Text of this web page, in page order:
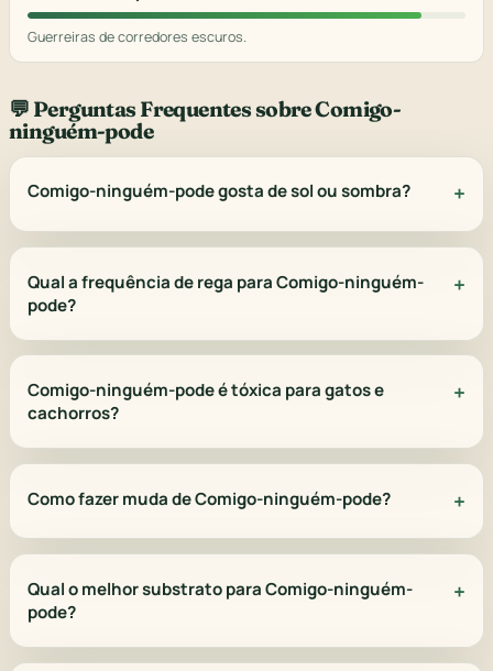
Guerreiras de corredores escuros.
💬 Perguntas Frequentes sobre Comigo-
ninguém-pode
Comigo-ninguém-pode gosta de sol ou sombra?
Qual a frequência de rega para Comigo-ninguém-
pode?
Comigo-ninguém-pode é tóxica para gatos e
cachorros?
Como fazer muda de Comigo-ninguém-pode?
Qual o melhor substrato para Comigo-ninguém-
pode?